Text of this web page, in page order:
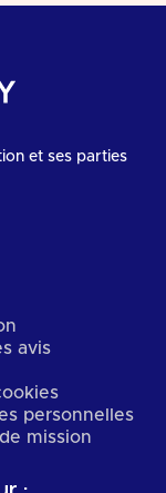
et ses parties
avis
personnelles
mission